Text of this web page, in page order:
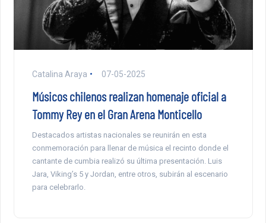
Catalina Araya 07-05-2025
Músicos chilenos realizan homenaje oficial a
Tommy Rey en el Gran Arena Monticello
Destacados artistas nacionales se reunirán en esta
conmemoración para llenar de música el recinto donde el
cantante de cumbia realizó su última presentación. Luis
Jara, Viking’s 5 y Jordan, entre otros, subirán al escenario
para celebrarlo.